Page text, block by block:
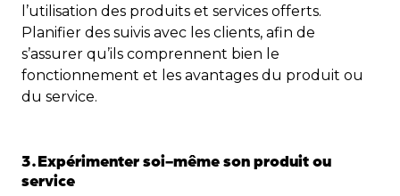
l’utilisation des produits et services offerts.
Planifier des suivis avec les clients, afin de
s’assurer qu’ils comprennent bien le
fonctionnement et les avantages du produit ou
du service.
3.Expérimenter soi-même son produit ou
service